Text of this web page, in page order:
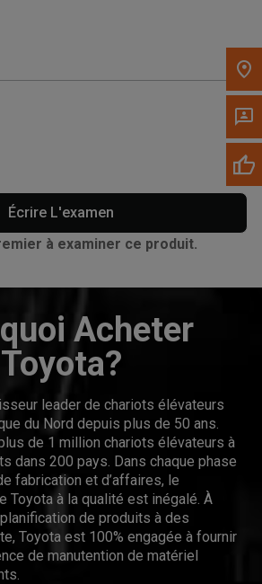
Écrire L'examen
à examiner ce produit.
Acheter
Toyota?
leader de chariots élévateurs
du Nord depuis plus de 50 ans.
de 1 million chariots élévateurs à
dans 200 pays. Dans chaque phase
fabrication et d’affaires, le
Toyota à la qualité est inégalé. À
de produits à des
Toyota est 100% engagée à fournir
de manutention de matériel